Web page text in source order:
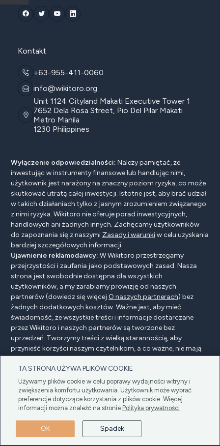
TA STRONA UŻYWA PLIKÓW COOKIE
Używamy plików cookie w celu poprawy wydajności witryny i
zwiększenia komfortu użytkowania. Użytkownik może wybrać
preferencje dotyczące korzystania z plików cookie. Więcej
informacji można znaleźć na stronie Polityka prywatności
OK Spadek
Kontakt
+63-955-411-0060
info@wikitoro.org
Unit 1124 Cityland Makati Executive Tower 1
7652 Dela Rosa Street, Pio Del Pilar Makati
Metro Manila
1230 Philippines
Wyłączenie odpowiedzialności: Należy pamiętać, że
inwestując w instrumenty finansowe lub handlując nimi,
użytkownik jest narażony na znaczny poziom ryzyka, co może
skutkować utratą całej inwestycji. Istotne jest, aby brać udział
w takich działaniach tylko z jasnym zrozumieniem związanego
z nimi ryzyka. Wikitoro nie oferuje porad inwestycyjnych,
handlowych ani żadnych innych. Zachęcamy użytkowników
do zapoznania się z naszymi Zasady i warunkiw celu uzyskania
bardziej szczegółowych informacji.
Ujawnienie reklamodawcy: W Wikitoro przestrzegamy
przejrzystości i zaufania jako podstawowych zasad. Nasza
strona jest swobodnie dostępna dla wszystkich
użytkowników, a my zarabiamy prowizję od naszych
partnerów (dowiedz się więcej O naszych partnerach) bez
żadnych dodatkowych kosztów. Ważne jest, aby mieć
świadomość, że wszystkie treści i informacje dostarczane
przez Wikitoro i naszych partnerów są tworzone bez
uprzedzeń. Tworzymy treści z wielką starannością, aby
przynieść korzyści naszym czytelnikom, a co ważne, nie mają
na nie wpływu żadne umowy o wynagrodzenie z naszymi
partnerami.
Copyright © 2025 Wikitoro Wszelkie prawa
Ujawnienie reklamodawcyPolityka prywatności